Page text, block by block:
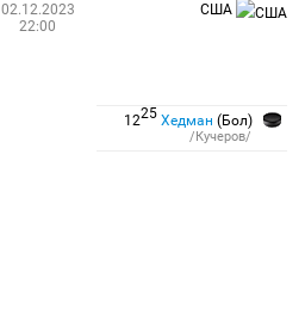
02.12.2023
22:00
США
1225 Хедман (Бол)
/Кучеров/